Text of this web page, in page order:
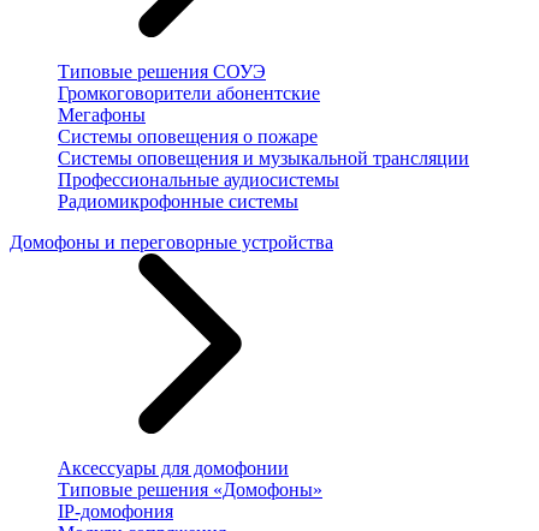
Типовые решения СОУЭ
Громкоговорители абонентские
Мегафоны
Системы оповещения о пожаре
Системы оповещения и музыкальной трансляции
Профессиональные аудиосистемы
Радиомикрофонные системы
Домофоны и переговорные устройства
Аксессуары для домофонии
Типовые решения «Домофоны»
IP-домофония